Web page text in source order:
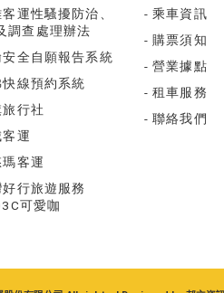
運性騷擾防治、
調查處理辦法
安全自願報告系統
線預約系統
行社
運
客運
行旅遊服務
可愛咖
- 乘車資訊
- 購票須知
- 營業據點
- 租車服務
- 聯絡我們